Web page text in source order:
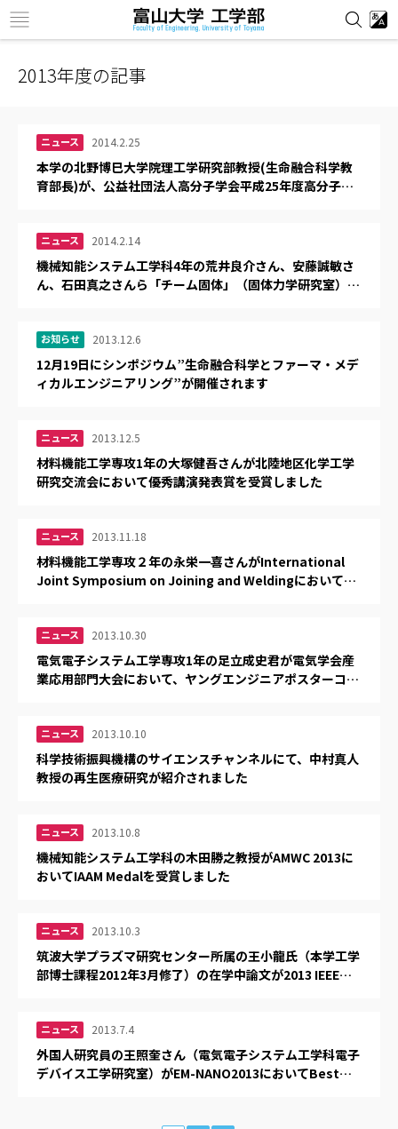
2013年度の記事
ニュース 2014.2.25
本学の北野博巳大学院理工学研究部教授(生命融合科学教
育部長)が、公益社団法人高分子学会平成25年度高分子学
ニュース 2014.2.14
機械知能システム工学科4年の荒井良介さん、安藤誠敏さ
ん、石田真之さんら「チーム固体」（固体力学研究室）
「日経テクノルネサンスジャパンスリーボンド賞 優秀
賞」を受賞しました
お知らせ 2013.12.6
12月19日にシンポジウム”生命融合科学とファーマ・メデ
ィカルエンジニアリング”が開催されます
ニュース 2013.12.5
材料機能工学専攻1年の大塚健吾さんが北陸地区化学工学
研究交流会において優秀講演発表賞を受賞しました
ニュース 2013.11.18
材料機能工学専攻２年の永栄一喜さんがInternational
Joint Symposium on Joining and Weldingにおいて優
ニュース 2013.10.30
電気電子システム工学専攻1年の足立成史君が電気学会産
業応用部門大会において、ヤングエンジニアポスターコン
ニュース 2013.10.10
科学技術振興機構のサイエンスチャンネルにて、中村真人
教授の再生医療研究が紹介されました
ニュース 2013.10.8
機械知能システム工学科の木田勝之教授がAMWC 2013に
おいてIAAM Medalを受賞しました
ニュース 2013.10.3
筑波大学プラズマ研究センター所属の王小龍氏（本学工学
部博士課程2012年3月修了）の在学中論文が2013 IEEE
ニュース 2013.7.4
外国人研究員の王照奎さん（電気電子システム工学科電子
デバイス工学研究室）がEM-NANO2013においてBest